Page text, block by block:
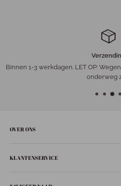
Binnen 1-3 werkdagen. LET OP:
onderweg
OVER ONS
Bunschoten-Spakenburg.
KLANTENSERVICE